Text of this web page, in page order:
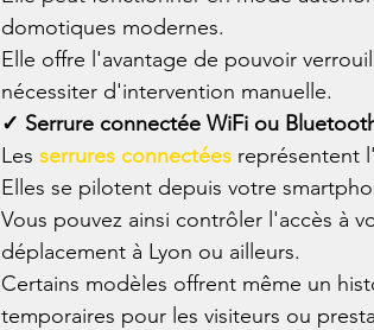
domotiques modernes.
Elle offre l'avantage de pouvoir
nécessiter d'intervention manuelle.
✓ Serrure connectée WiFi ou
Les serrures connectées représentent
Elles se pilotent depuis votre
Vous pouvez ainsi contrôler l'accès à
déplacement à Lyon ou ailleurs.
Certains modèles offrent même un
temporaires pour les visiteurs ou